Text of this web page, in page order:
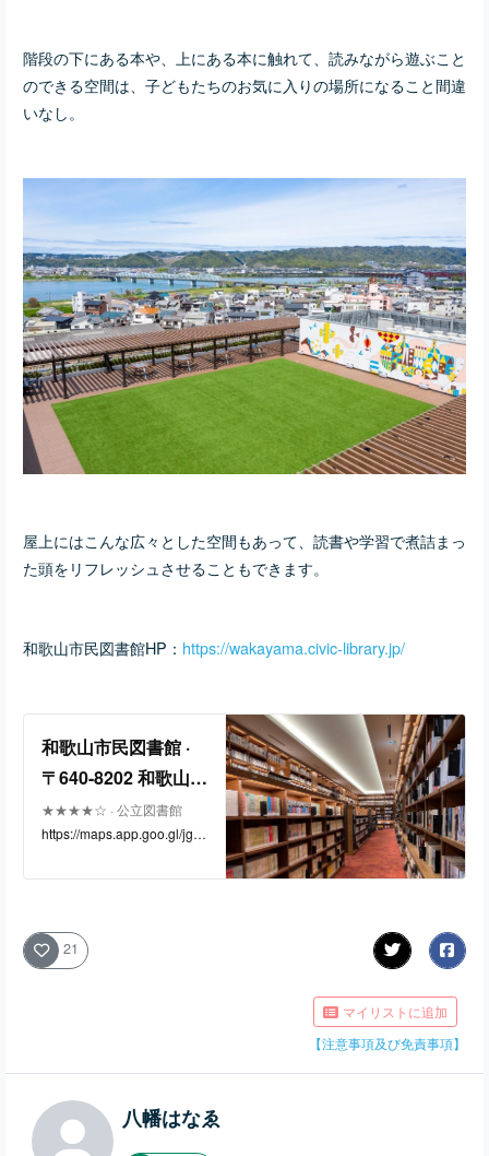
階段の下にある本や、上にある本に触れて、読みながら遊ぶこと
のできる空間は、子どもたちのお気に入りの場所になること間違
いなし。
屋上にはこんな広々とした空間もあって、読書や学習で煮詰まっ
た頭をリフレッシュさせることもできます。
和歌山市民図書館HP： https://wakayama.civic-library.jp/
和歌山市民図書館 ·
〒640-8202 和歌山県
和歌山市屏風丁１７
番地
★★★★☆ · 公立図書館
https://maps.app.goo.gl/jgjQ
21
マイリストに追加
【注意事項及び免責事項】
八幡はなゑ